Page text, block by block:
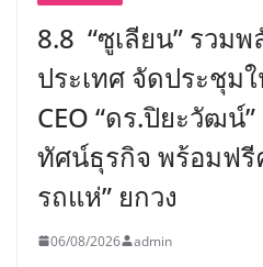
8.8 “ซูเลียน” รวม
ประเทศ จัดประชุม
CEO “ดร.ปิยะวัฒน์
ทัศน์ธุรกิจ พร้อมฟรี
รถแห่” ยกวง
06/08/2026 admin